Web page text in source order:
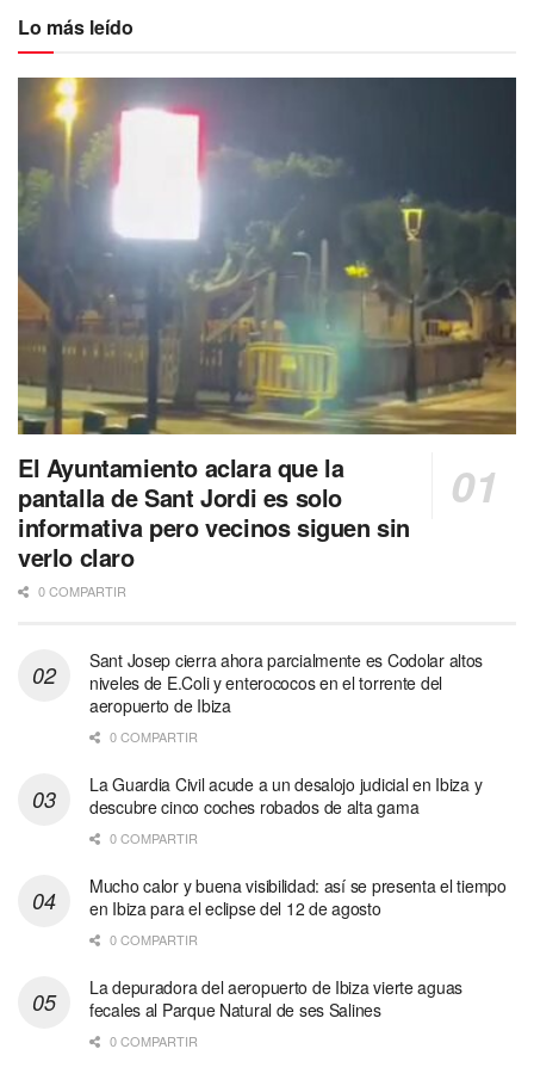
Lo más leído
El Ayuntamiento aclara que la
pantalla de Sant Jordi es solo
informativa pero vecinos siguen sin
verlo claro
0 COMPARTIR
Sant Josep cierra ahora parcialmente es Codolar altos
niveles de E.Coli y enterococos en el torrente del
aeropuerto de Ibiza
0 COMPARTIR
La Guardia Civil acude a un desalojo judicial en Ibiza y
descubre cinco coches robados de alta gama
0 COMPARTIR
Mucho calor y buena visibilidad: así se presenta el tiempo
en Ibiza para el eclipse del 12 de agosto
0 COMPARTIR
La depuradora del aeropuerto de Ibiza vierte aguas
fecales al Parque Natural de ses Salines
0 COMPARTIR